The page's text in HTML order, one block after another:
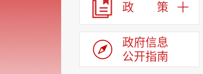
政 策
政府信息
公开指南